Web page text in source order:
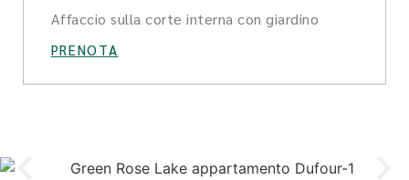
Affaccio sulla corte interna con giardino
PRENOTA